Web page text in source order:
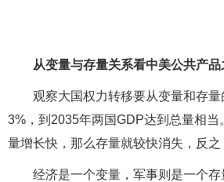
从变量与存量关系看中美公共产品
观察大国权力转移要从变量和存
3%，到2035年两国GDP达到总量相
量增长快，那么存量就较快消失，反
经济是一个变量，军事则是一个